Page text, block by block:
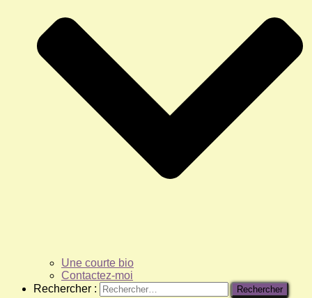
Une courte bio
Contactez-moi
Rechercher :